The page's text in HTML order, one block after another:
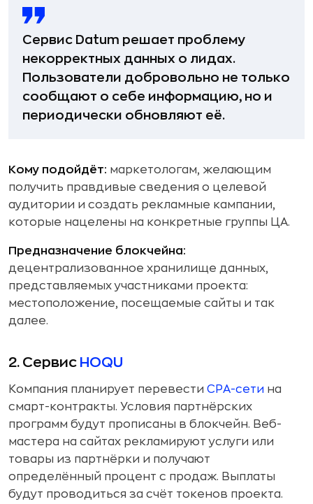
Сервис Datum решает проблему
некорректных данных о лидах.
Пользователи добровольно не только
сообщают о себе информацию, но и
периодически обновляют её.
Кому подойдёт: маркетологам, желающим
получить правдивые сведения о целевой
аудитории и создать рекламные кампании,
которые нацелены на конкретные группы ЦА.
Предназначение блокчейна:
децентрализованное хранилище данных,
представляемых участниками проекта:
местоположение, посещаемые сайты и так
далее.
2. Сервис HOQU
Компания планирует перевести CPA-сети на
смарт-контракты. Условия партнёрских
программ будут прописаны в блокчейн. Веб-
мастера на сайтах рекламируют услуги или
товары из партнёрки и получают
определённый процент с продаж. Выплаты
будут проводиться за счёт токенов проекта.